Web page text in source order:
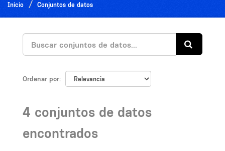
Inicio Conjuntos de datos
Ordenar por
4 conjuntos de datos
encontrados